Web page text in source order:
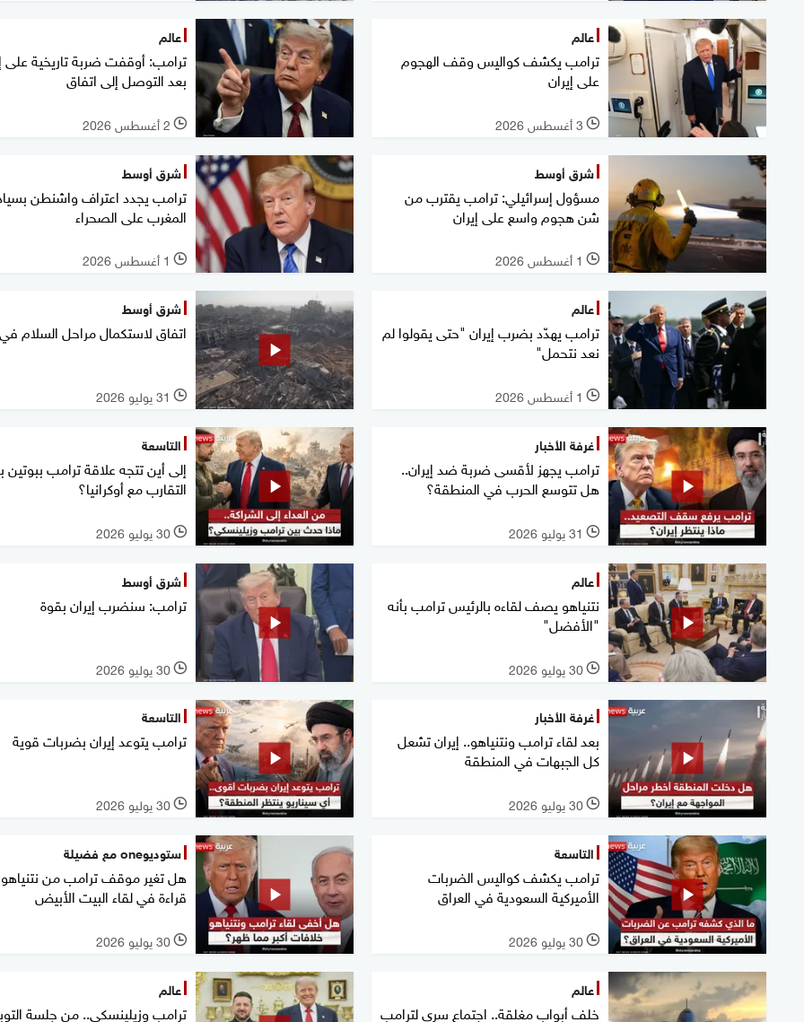
عالم
ترامب يكشف كواليس وقف الهجوم
على إيران
l 3 أغسطس 2026
عالم
ترامب: أوقفت ضربة تاريخية على
بعد التوصل إلى اتفاق
l 2 أغسطس 2026
شرق أوسط
مسؤول إسرائيلي: ترامب يقترب من
شن هجوم واسع على إيران
l 1 أغسطس 2026
شرق أوسط
ترامب يجدد اعتراف واشنطن
المغرب على الصحراء
l 1 أغسطس 2026
عالم
ترامب يهدّد بضرب إيران "حتى يقولوا لم
نعد نتحمل"
l 1 أغسطس 2026
شرق أوسط
اتفاق لاستكمال مراحل السلام
l 31 يوليو 2026
غرفة الأخبار
ترامب يجهز لأقسى ضربة ضد إيران..
هل تتوسع الحرب في المنطقة؟
l 31 يوليو 2026
التاسعة
إلى أين تتجه علاقة ترامب ببوتين
التقارب مع أوكرانيا؟
l 30 يوليو 2026
عالم
نتنياهو يصف لقاءه بالرئيس ترامب بأنه
"الأفضل"
l 30 يوليو 2026
شرق أوسط
ترامب: سنضرب إيران بقوة
l 30 يوليو 2026
غرفة الأخبار
بعد لقاء ترامب ونتنياهو.. إيران تشعل
كل الجبهات في المنطقة
l 30 يوليو 2026
التاسعة
ترامب يتوعد إيران بضربات قوية
l 30 يوليو 2026
التاسعة
ترامب يكشف كواليس الضربات
الأميركية السعودية في العراق
l 30 يوليو 2026
ستوديوone مع فضيلة
هل تغير موقف ترامب من
قراءة في لقاء البيت الأبيض
l 30 يوليو 2026
عالم
خلف أبواب مغلقة.. اجتماع سري لترامب
عالم
ترامب وزيلينسكي.. من جلسة